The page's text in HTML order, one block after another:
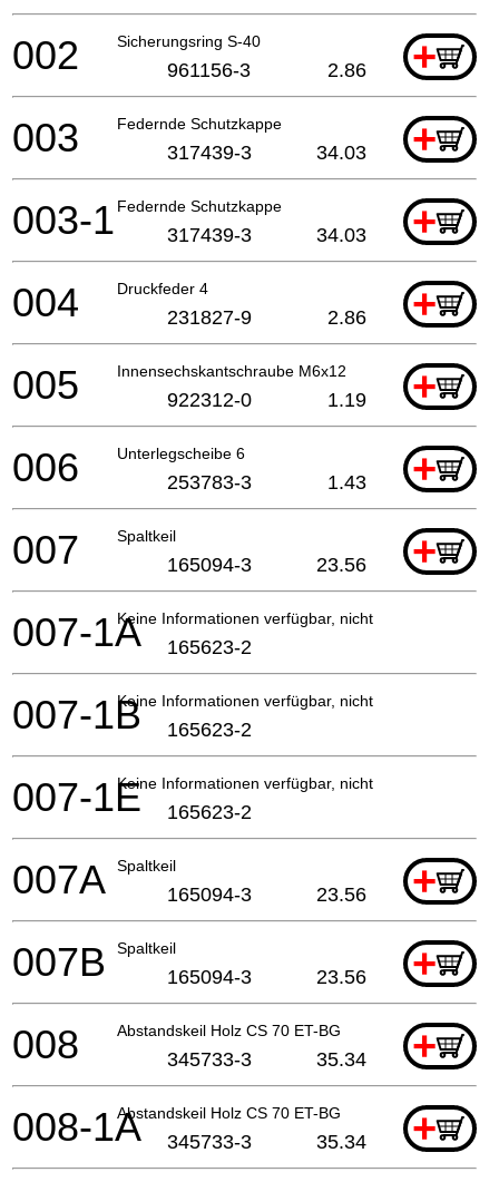
Sicherungsring S-40 +
002 961156-3 2.86
Federnde Schutzkappe +
003 317439-3 34.03
Federnde Schutzkappe +
003-1 317439-3 34.03
Druckfeder 4 +
004 231827-9 2.86
Innensechskantschraube M6x12 +
005 922312-0 1.19
Unterlegscheibe 6 +
006 253783-3 1.43
Spaltkeil +
007 165094-3 23.56
Keine Informationen verfügbar, nicht bestellbar
007-1A 165623-2
Keine Informationen verfügbar, nicht bestellbar
007-1B 165623-2
Keine Informationen verfügbar, nicht bestellbar
007-1E 165623-2
Spaltkeil +
007A 165094-3 23.56
Spaltkeil +
007B 165094-3 23.56
Abstandskeil Holz CS 70 ET-BG +
008 345733-3 35.34
Abstandskeil Holz CS 70 ET-BG +
008-1A 345733-3 35.34